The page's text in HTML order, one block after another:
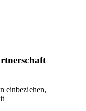
einbeziehen,